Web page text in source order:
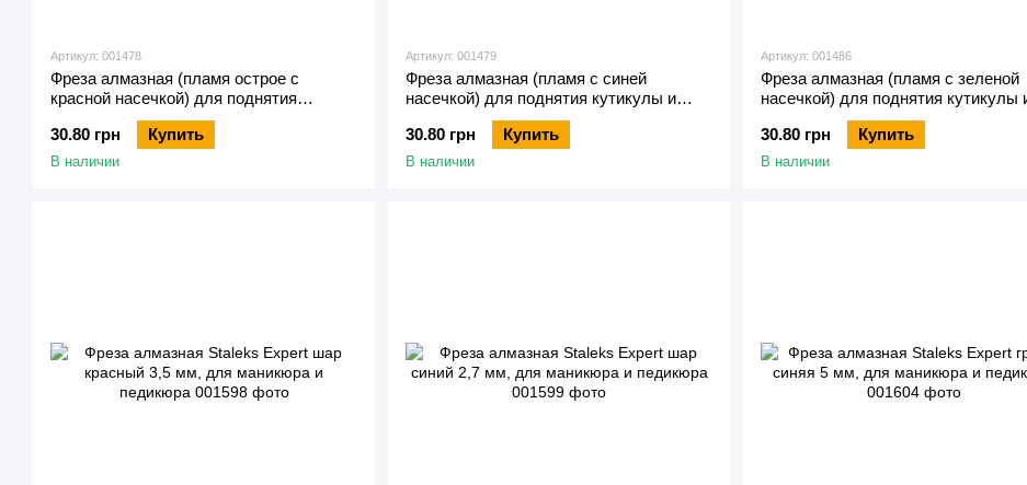
Артикул: 001478
Фреза алмазная (пламя острое с
красной насечкой) для поднятия
кутикулы и обработки боковых валиков
№41
30.80 грн Купить
В наличии
Артикул: 001479
Фреза алмазная (пламя с синей
насечкой) для поднятия кутикулы и
обработки боковых валиков №42
30.80 грн
Купить
В наличии
Артикул: 001486
Фреза алмазная (пламя с зеленой
насечкой) для поднятия кутикулы
обработки боковых валиков №49
30.80 грн
Купить
В наличии